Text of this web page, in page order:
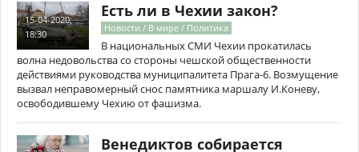
15-04-2020,
18:30
Есть ли в Чехии закон?
Новости / В мире / Политика
В национальных СМИ Чехии прокатилась
волна недовольства со стороны чешской общественности
действиями руководства муниципалитета Прага-6. Возмущение
вызвал неправомерный снос памятника маршалу И.Коневу,
освободившему Чехию от фашизма.
Венедиктов собирается